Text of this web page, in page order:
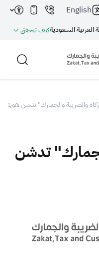
السعوديةكيف تتحقق
English
المضافة
والضريبة والجمارك" تدشن هويتها
تدشن